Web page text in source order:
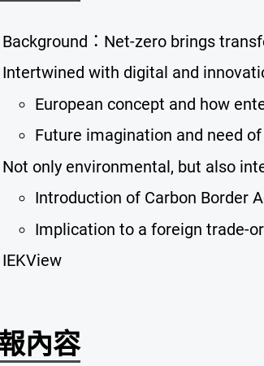
Background：Net-zero brings
Intertwined with digital and
European concept and how
Future imagination and need
Not only environmental, but also
Introduction of Carbon Border
Implication to a foreign trade-
IEKView
內容